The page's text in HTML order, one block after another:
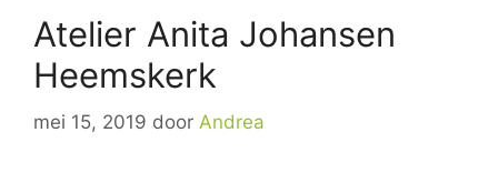
Atelier Anita Johansen
Heemskerk
mei 15, 2019 door Andrea